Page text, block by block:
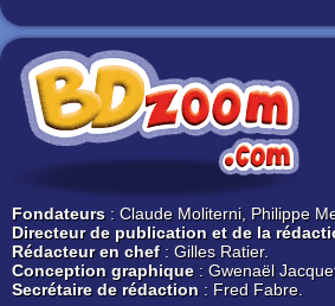
Fondateurs : Claude Moliterni, Philippe
Directeur de publication et de la
Rédacteur en chef: Gilles Ratier.
Conception graphique: Gwenaël
Secrétaire de rédaction : Fred Fabre.